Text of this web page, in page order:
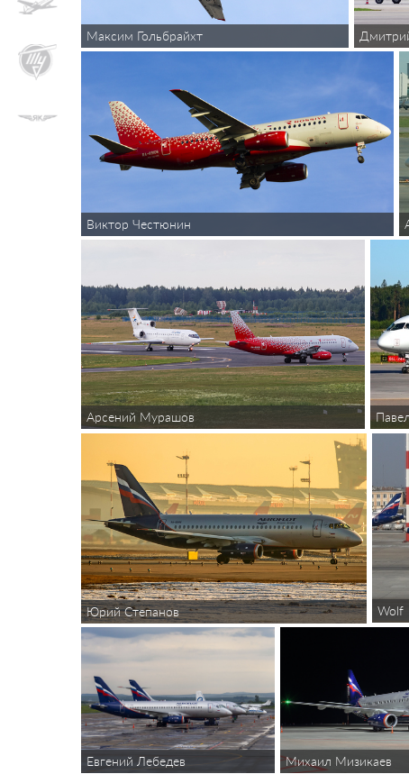
Максим Гольбрайхт
Виктор Честюнин
Арсений Мурашов
Юрий Степанов Wolf
Евгений Лебедев Михаил Мизикаев